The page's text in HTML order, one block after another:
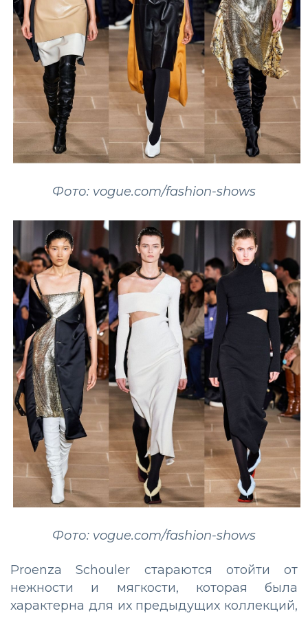
Фото: vogue.com/fashion-shows
Фото: vogue.com/fashion-shows
Proenza Schouler стараются отойти от
нежности и мягкости, которая была
характерна для их предыдущих коллекций,